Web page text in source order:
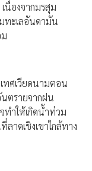
นื่องจากมรสุม
ทะเลอันดามัน
ทศเวียดนามตอน
ตรายจากฝน
ำให้เกิดน้ำท่วม
าดเชิงเขาใกล้ทาง